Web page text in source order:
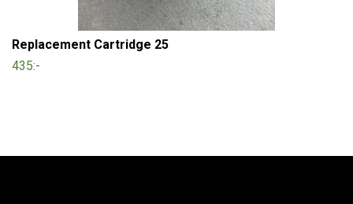
Replacement Cartridge 25
435:-